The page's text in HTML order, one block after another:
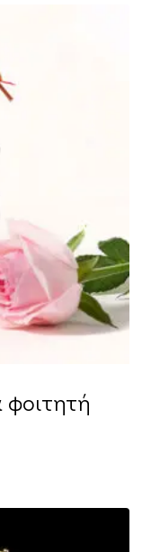
φοιτητή